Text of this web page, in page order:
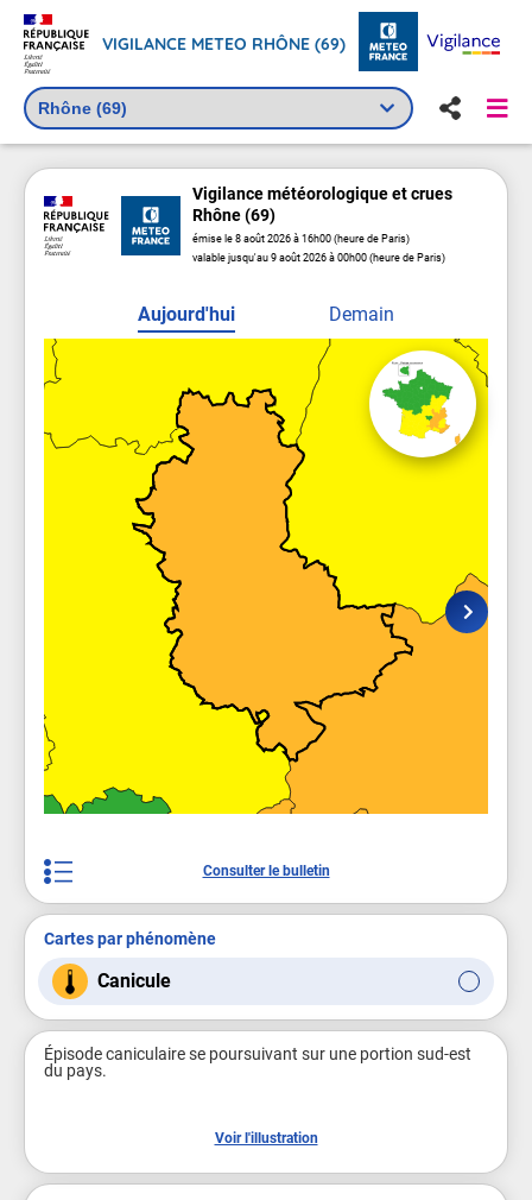
VIGILANCE METEO RHÔNE (69)
Vigilancemétéorologique et crues
Rhône (69)
émise le 8 août 2026 à 16h00 (heure de Paris)
valable jusqu'au 9 août 2026 à 00h00 (heure de Paris)
Aujourd'hui Demain
Consulter le bulletin
Cartes par phénomène
Canicule
Épisode caniculaire se poursuivant sur une portion sud-est
du pays.
Voir l'illustration